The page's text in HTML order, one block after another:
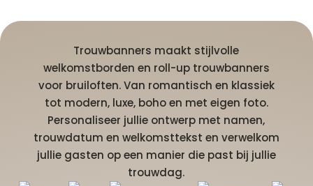
Trouwbanners maakt stijlvolle
welkomstborden en roll-up trouwbanners
voor bruiloften. Van romantisch en klassiek
tot modern, luxe, boho en met eigen foto.
Personaliseer jullie ontwerp met namen,
trouwdatum en welkomsttekst en verwelkom
jullie gasten op een manier die past bij jullie
trouwdag.